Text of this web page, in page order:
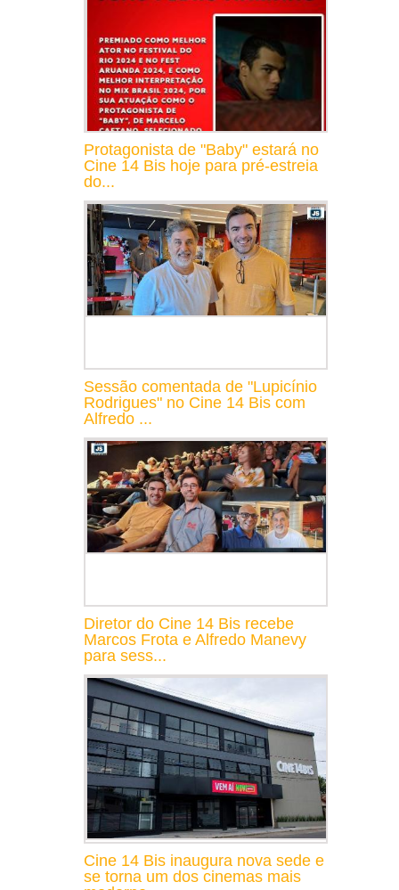
Protagonista de "Baby" estará no
Cine 14 Bis hoje para pré-estreia
do...
Sessão comentada de "Lupicínio
Rodrigues" no Cine 14 Bis com
Alfredo ...
Diretor do Cine 14 Bis recebe
Marcos Frota e Alfredo Manevy
para sess...
Cine 14 Bis inaugura nova sede e
se torna um dos cinemas mais